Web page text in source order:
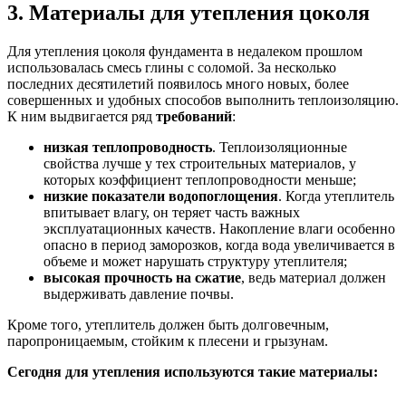
3. Материалы для утепления цоколя
Для утепления цоколя фундамента в недалеком прошлом
использовалась смесь глины с соломой. За несколько
последних десятилетий появилось много новых, более
совершенных и удобных способов выполнить теплоизоляцию.
К ним выдвигается ряд требований:
низкая теплопроводность. Теплоизоляционные
свойства лучше у тех строительных материалов, у
которых коэффициент теплопроводности меньше;
низкие показатели водопоглощения. Когда утеплитель
впитывает влагу, он теряет часть важных
эксплуатационных качеств. Накопление влаги особенно
опасно в период заморозков, когда вода увеличивается в
объеме и может нарушать структуру утеплителя;
высокая прочность на сжатие, ведь материал должен
выдерживать давление почвы.
Кроме того, утеплитель должен быть долговечным,
паропроницаемым, стойким к плесени и грызунам.
Сегодня для утепления используются такие материалы: